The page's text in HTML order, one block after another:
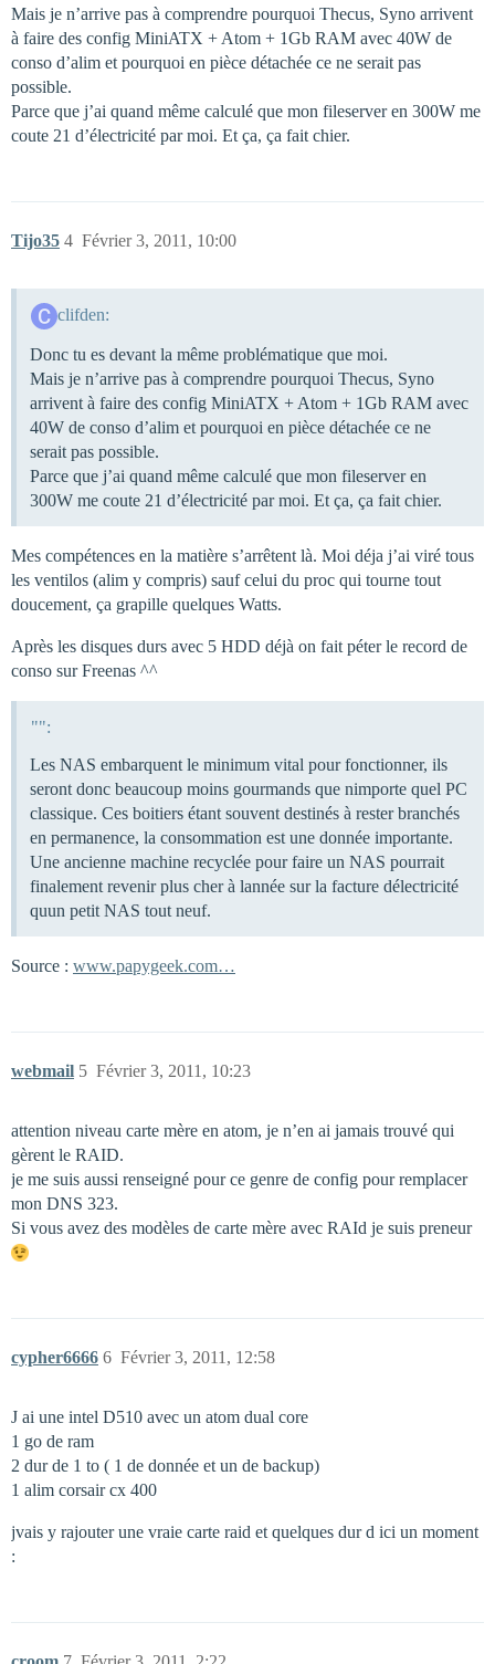
Mais je n’arrive pas à comprendre pourquoi Thecus, Syno arrivent
à faire des config MiniATX + Atom + 1Gb RAM avec 40W de
conso d’alim et pourquoi en pièce détachée ce ne serait pas
possible.
Parce que j’ai quand même calculé que mon fileserver en 300W me
coute 21 d’électricité par moi. Et ça, ça fait chier.
Tijo35 Février 3, 2011, 10:00
4
clifden:
Donc tu es devant la même problématique que moi.
Mais je n’arrive pas à comprendre pourquoi Thecus, Syno
arrivent à faire des config MiniATX + Atom + 1Gb RAM avec
40W de conso d’alim et pourquoi en pièce détachée ce ne
serait pas possible.
Parce que j’ai quand même calculé que mon fileserver en
300W me coute 21 d’électricité par moi. Et ça, ça fait chier.
Mes compétences en la matière s’arrêtent là. Moi déja j’ai viré tous
les ventilos (alim y compris) sauf celui du proc qui tourne tout
doucement, ça grapille quelques Watts.
Après les disques durs avec 5 HDD déjà on fait péter le record de
conso sur Freenas ^^
"":
Les NAS embarquent le minimum vital pour fonctionner, ils
seront donc beaucoup moins gourmands que nimporte quel PC
classique. Ces boitiers étant souvent destinés à rester branchés
en permanence, la consommation est une donnée importante.
Une ancienne machine recyclée pour faire un NAS pourrait
finalement revenir plus cher à lannée sur la facture délectricité
quun petit NAS tout neuf.
Source : www.papygeek.com…
webmail Février 3, 2011, 10:23
5
attention niveau carte mère en atom, je n’en ai jamais trouvé qui
gèrent le RAID.
je me suis aussi renseigné pour ce genre de config pour remplacer
mon DNS 323.
Si vous avez des modèles de carte mère avec RAId je suis preneur
cypher6666 Février 3, 2011, 12:58
6
J ai une intel D510 avec un atom dual core
1 go de ram
2 dur de 1 to ( 1 de donnée et un de backup)
1 alim corsair cx 400
jvais y rajouter une vraie carte raid et quelques dur d ici un moment
: